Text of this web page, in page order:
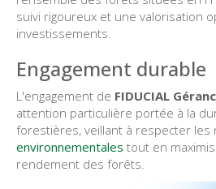
suivi rigoureux et une valorisation
investissements.
Engagement durable
L'engagement de FIDUCIAL
attention particulière portée à la
forestières, veillant à respecter les
environnementales tout en
rendement des forêts.